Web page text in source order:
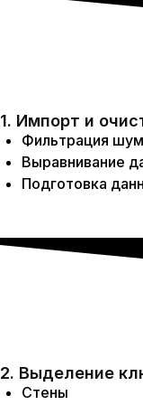
1. Импорт и
Фильтрация
Выравнивание
Подготовка
2. Выделение
Стены